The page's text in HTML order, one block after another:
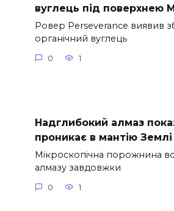
вуглець під поверхнею
Ровер Perseverance виявив
органічний вуглець
0 1
Надглибокий алмаз
проникає в мантію Землі
Мікроскопічна порожнина
алмазу завдовжки
0 1